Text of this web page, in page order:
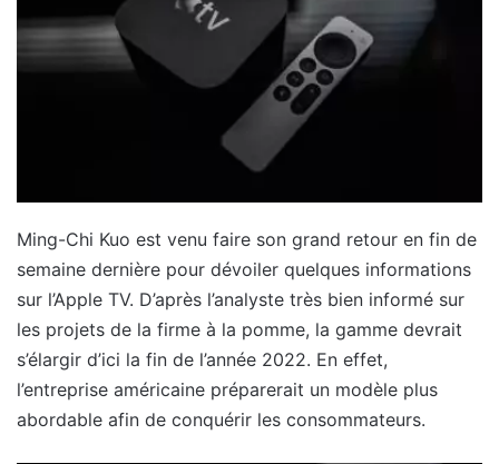
Ming-Chi Kuo est venu faire son grand retour en fin de
semaine dernière pour dévoiler quelques informations
sur l’Apple TV. D’après l’analyste très bien informé sur
les projets de la firme à la pomme, la gamme devrait
s’élargir d’ici la fin de l’année 2022. En effet,
l’entreprise américaine préparerait un modèle plus
abordable afin de conquérir les consommateurs.